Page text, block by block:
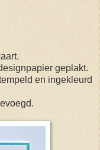
geplakt.
en ingekleurd